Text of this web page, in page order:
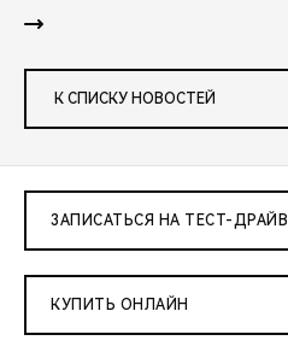
К СПИСКУ НОВОСТЕЙ
ЗАПИСАТЬСЯ НА ТЕСТ-ДРАЙВ
КУПИТЬ ОНЛАЙН